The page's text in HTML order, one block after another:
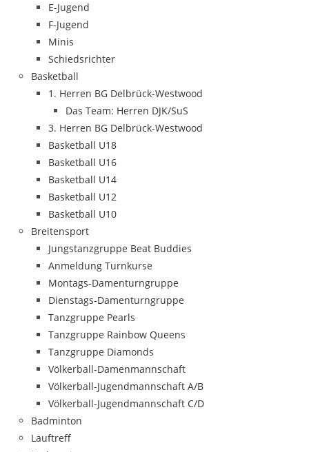
E-Jugend
F-Jugend
Minis
Schiedsrichter
Basketball
1. Herren BG Delbrück-Westwood
Das Team: Herren DJK/SuS
3. Herren BG Delbrück-Westwood
Basketball U18
Basketball U16
Basketball U14
Basketball U12
Basketball U10
Breitensport
Jungstanzgruppe Beat Buddies
Anmeldung Turnkurse
Montags-Damenturngruppe
Dienstags-Damenturngruppe
Tanzgruppe Pearls
Tanzgruppe Rainbow Queens
Tanzgruppe Diamonds
Völkerball-Damenmannschaft
Völkerball-Jugendmannschaft A/B
Völkerball-Jugendmannschaft C/D
Badminton
Lauftreff